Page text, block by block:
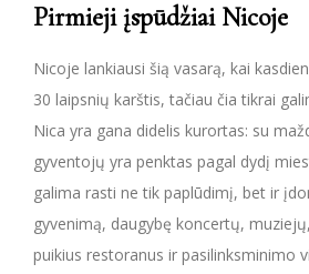
Pirmieji įspūdžiai Nicoje
Nicoje lankiausi šią vasarą, kai
30 laipsnių karštis, tačiau čia tikrai
Nica yra gana didelis kurortas: su
gyventojų yra penktas pagal dydį
galima rasti ne tik paplūdimį, bet ir
gyvenimą, daugybę koncertų,
puikius restoranus ir pasilinksminimo